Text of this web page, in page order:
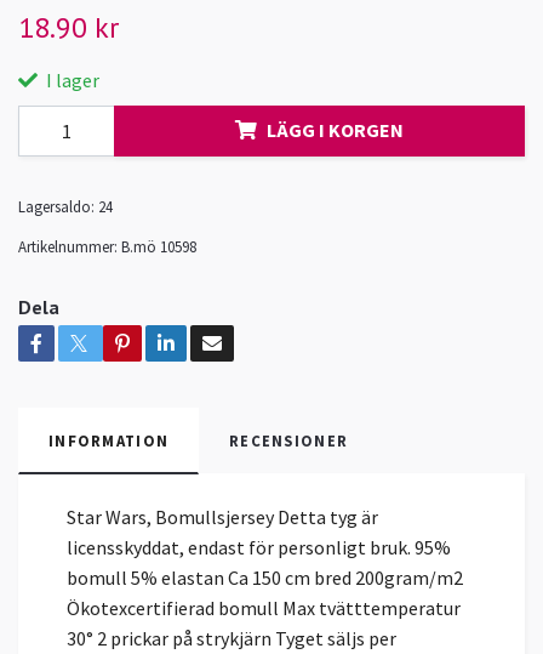
18.90 kr
I lager
LÄGG I KORGEN
Lagersaldo: 24
Artikelnummer: B.mö 10598
Dela
INFORMATION RECENSIONER
Star Wars, Bomullsjersey Detta tyg är
licensskyddat, endast för personligt bruk. 95%
bomull 5% elastan Ca 150 cm bred 200gram/m2
Ökotexcertifierad bomull Max tvätttemperatur
30° 2 prickar på strykjärn Tyget säljs per